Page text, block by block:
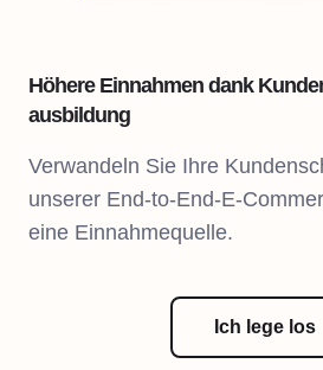
Höhere Einnahmen dank
ausbildung
Verwandeln Sie Ihre
unserer End-to-End-E-
eine Einnahmequelle.
Ich lege los